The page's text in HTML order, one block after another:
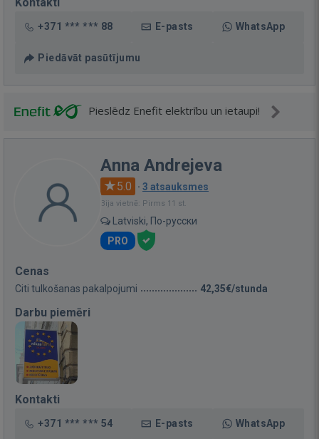
+371 *** *** 88 E-pasts WhatsApp
Piedāvāt pasūtījumu
Pieslēdz Enefit elektrību un ietaupi!
Anna Andrejeva
5.0 · 3 atsauksmes
Bija vietnē: Pirms 11 st.
Latviski, По-русски
PRO
Cenas
Citi tulkošanas pakalpojumi 42,35€/stunda
Darbu piemēri
Kontakti
+371 *** *** 54 E-pasts WhatsApp